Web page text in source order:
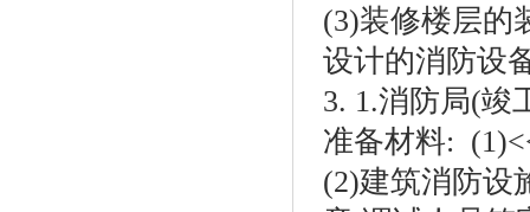
(3)装修楼层的
设计的消防设
3. 1.消防局(竣
准备材料:
(2)建筑消防设